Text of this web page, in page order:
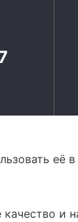
её в
и